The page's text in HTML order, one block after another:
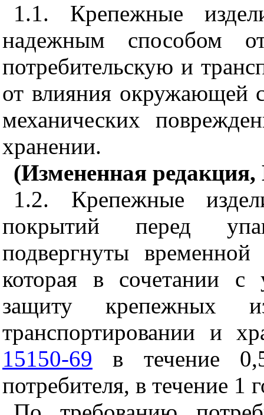
1.1. Крепежные
надежным способом
потребительскую и
от влияния окружающей
механических
хранении.
(Измененная
1.2. Крепежные
покрытий перед
подвергнуты временной
которая в сочетании с
защиту крепежных
транспортировании и
15150-69 в течение
потребителя, в течение 1